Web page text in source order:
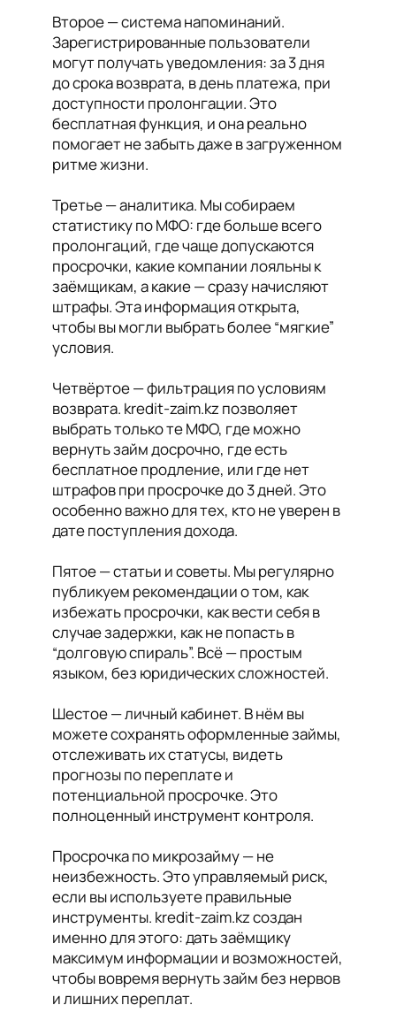
Второе — система напоминаний.
Зарегистрированные пользователи
могут получать уведомления: за 3 дня
до срока возврата, в день платежа, при
доступности пролонгации. Это
бесплатная функция, и она реально
помогает не забыть даже в загруженном
ритме жизни.
Третье — аналитика. Мы собираем
статистику по МФО: где больше всего
пролонгаций, где чаще допускаются
просрочки, какие компании лояльны к
заёмщикам, а какие — сразу начисляют
штрафы. Эта информация открыта,
чтобы вы могли выбрать более “мягкие”
условия.
Четвёртое — фильтрация по условиям
возврата. kredit-zaim.kz позволяет
выбрать только те МФО, где можно
вернуть займ досрочно, где есть
бесплатное продление, или где нет
штрафов при просрочке до 3 дней. Это
особенно важно для тех, кто не уверен в
дате поступления дохода.
Пятое — статьи и советы. Мы регулярно
публикуем рекомендации о том, как
избежать просрочки, как вести себя в
случае задержки, как не попасть в
“долговую спираль”. Всё — простым
языком, без юридических сложностей.
Шестое — личный кабинет. В нём вы
можете сохранять оформленные займы,
отслеживать их статусы, видеть
прогнозы по переплате и
потенциальной просрочке. Это
полноценный инструмент контроля.
Просрочка по микрозайму — не
неизбежность. Это управляемый риск,
если вы используете правильные
инструменты. kredit-zaim.kz создан
именно для этого: дать заёмщику
максимум информации и возможностей,
чтобы вовремя вернуть займ без нервов
и лишних переплат.